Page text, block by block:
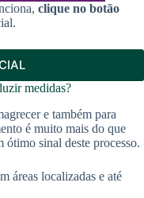
clique no botão
medidas?
e também para
é muito mais do que
ótimo sinal deste processo.
áreas localizadas e até